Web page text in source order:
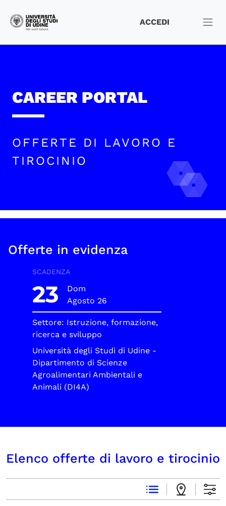
ACCEDI
CAREER PORTAL
OFFERTE DI LAVORO E
TIROCINIO
Offerte in evidenza
SCADENZA
23
Dom
Agosto 26
Settore: Istruzione, formazione,
ricerca e sviluppo
Università degli Studi di Udine -
Dipartimento di Scienze
Agroalimentari Ambientali e
Animali (DI4A)
Elenco offerte di lavoro e tirocinio